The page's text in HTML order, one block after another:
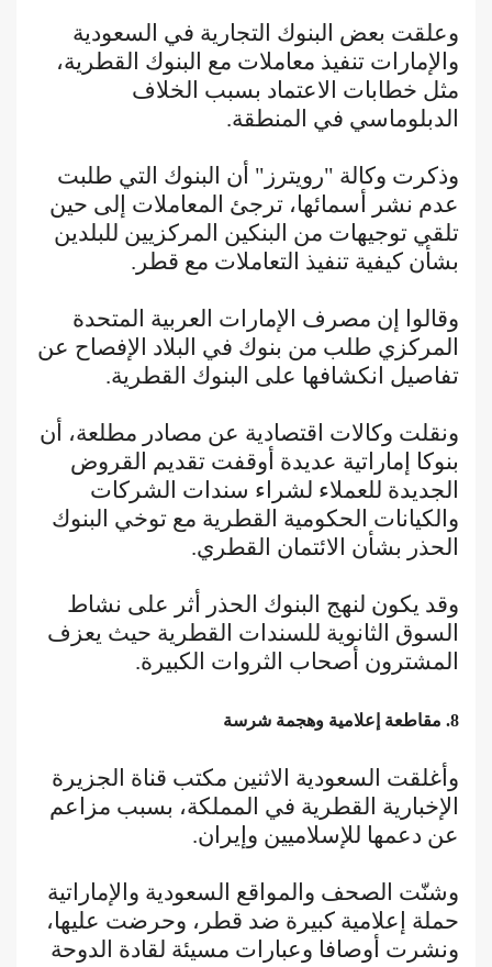
وعلقت بعض البنوك التجارية في السعودية
والإمارات تنفيذ معاملات مع البنوك القطرية،
مثل خطابات الاعتماد بسبب الخلاف
الدبلوماسي في المنطقة.
وذكرت وكالة "رويترز" أن البنوك التي طلبت
عدم نشر أسمائها، ترجئ المعاملات إلى حين
تلقي توجيهات من البنكين المركزيين للبلدين
بشأن كيفية تنفيذ التعاملات مع قطر.
وقالوا إن مصرف الإمارات العربية المتحدة
المركزي طلب من بنوك في البلاد الإفصاح عن
تفاصيل انكشافها على البنوك القطرية.
ونقلت وكالات اقتصادية عن مصادر مطلعة، أن
بنوكا إماراتية عديدة أوقفت تقديم القروض
الجديدة للعملاء لشراء سندات الشركات
والكيانات الحكومية القطرية مع توخي البنوك
الحذر بشأن الائتمان القطري.
وقد يكون لنهج البنوك الحذر أثر على نشاط
السوق الثانوية للسندات القطرية حيث يعزف
المشترون أصحاب الثروات الكبيرة.
8. مقاطعة إعلامية وهجمة شرسة
وأغلقت السعودية الاثنين مكتب قناة الجزيرة
الإخبارية القطرية في المملكة، بسبب مزاعم
عن دعمها للإسلاميين وإيران.
وشنّت الصحف والمواقع السعودية والإماراتية
حملة إعلامية كبيرة ضد قطر، وحرضت عليها،
ونشرت أوصافا وعبارات مسيئة لقادة الدوحة